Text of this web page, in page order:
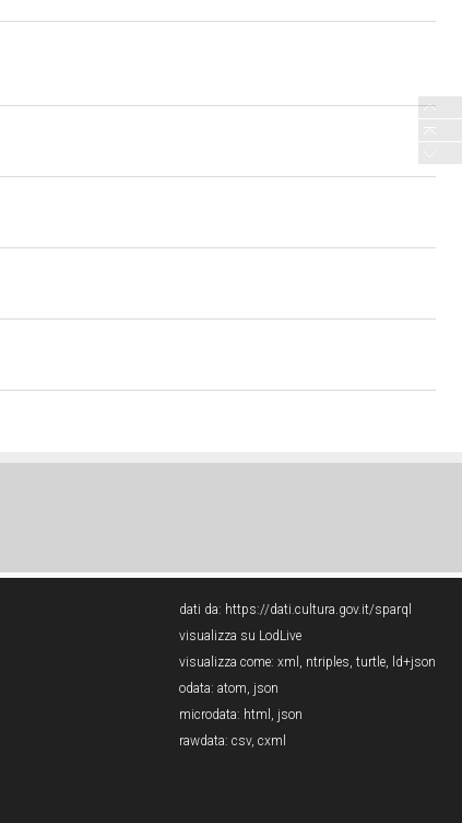
dati da: https://dati.cultura.gov.it/sparql
visualizza su LodLive
visualizza come: xml , ntriples, turtle, ld+json
odata: atom, json
microdata: html , json
rawdata: csv, cxml